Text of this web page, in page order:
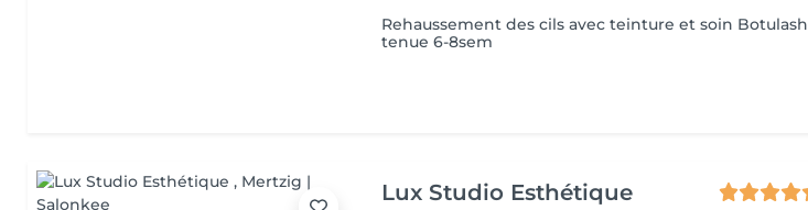
Rehaussement des cils avec teinture et soin Botulash
tenue 6-8sem
Lux Studio Esthétique